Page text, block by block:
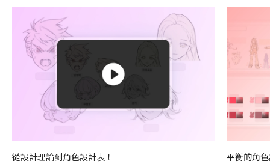
從設計理論到角色設計表！ 平衡的角